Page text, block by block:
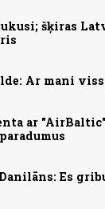
šķiras
Ar mani
ar
Es